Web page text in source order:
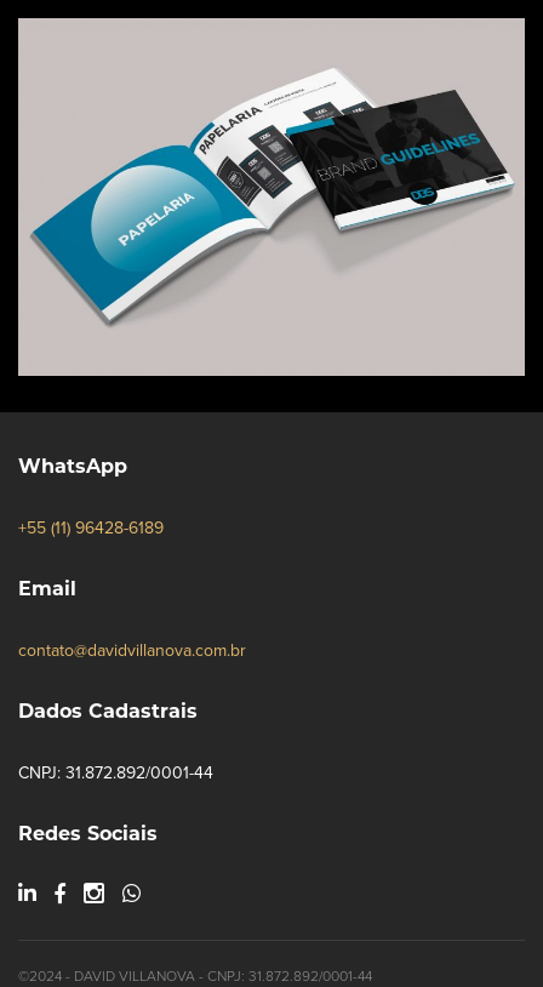
WhatsApp
+55 (11) 96428-6189
Email
contato@davidvillanova.com.br
Dados Cadastrais
CNPJ: 31.872.892/0001-44
Redes Sociais
©2024 - DAVID VILLANOVA - CNPJ: 31.872.892/0001-44